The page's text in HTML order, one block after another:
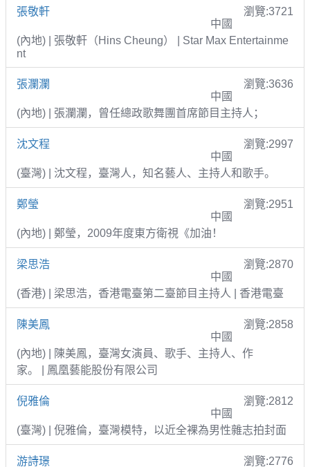
張敬軒
瀏覽:3721
中國
(內地) | 張敬軒（Hins Cheung） | Star Max Entertainme
nt
張瀾瀾
瀏覽:3636
中國
(內地) | 張瀾瀾，曾任總政歌舞團首席節目主持人；
沈文程
瀏覽:2997
中國
(臺灣) | 沈文程，臺灣人，知名藝人、主持人和歌手。
鄭瑩
瀏覽:2951
中國
(內地) | 鄭瑩，2009年度東方衛視《加油！
梁思浩
瀏覽:2870
中國
(香港) | 梁思浩，香港電臺第二臺節目主持人 | 香港電臺
陳美鳳
瀏覽:2858
中國
(內地) | 陳美鳳，臺灣女演員、歌手、主持人、作
家。 | 鳳凰藝能股份有限公司
倪雅倫
瀏覽:2812
中國
(臺灣) | 倪雅倫，臺灣模特，以近全裸為男性雜志拍封面
游詩璟
瀏覽:2776